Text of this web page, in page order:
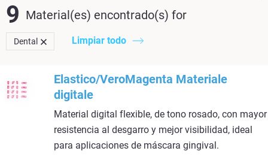
9 Material(es) encontrado(s) for
Dental Limpiar todo
Elastico/VeroMagenta Materiale
digitale​
Material digital flexible, de tono rosado, con mayor
resistencia al desgarro y mejor visibilidad, ideal
para aplicaciones de máscara gingival.​